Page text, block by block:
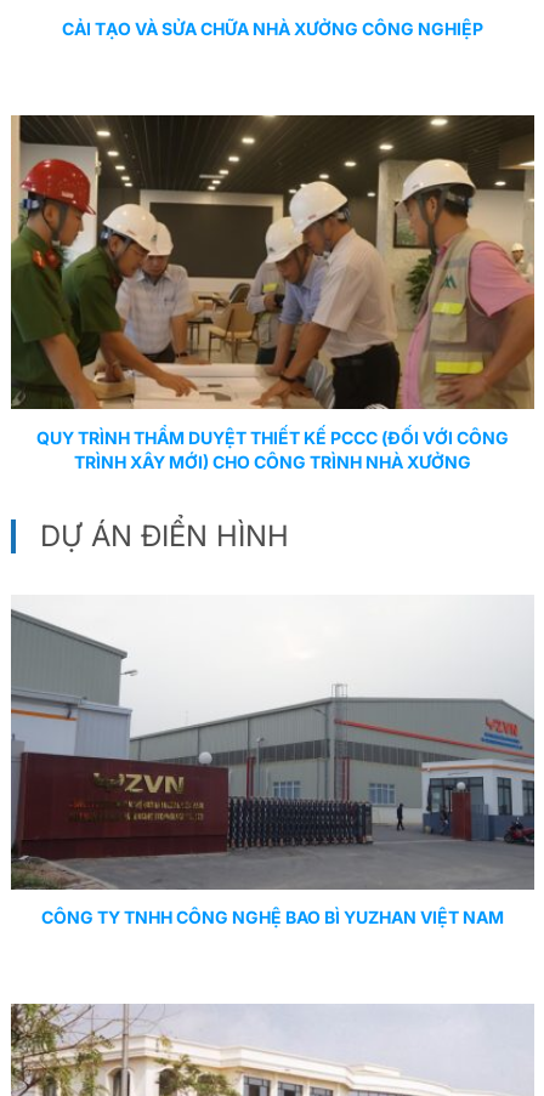
CẢI TẠO VÀ SỬA CHỮA NHÀ XƯỞNG CÔNG NGHIỆP
QUY TRÌNH THẨM DUYỆT THIẾT KẾ PCCC (ĐỐI VỚI CÔNG
TRÌNH XÂY MỚI) CHO CÔNG TRÌNH NHÀ XƯỞNG
DỰ ÁN ĐIỂN HÌNH
CÔNG TY TNHH CÔNG NGHỆ BAO BÌ YUZHAN VIỆT NAM